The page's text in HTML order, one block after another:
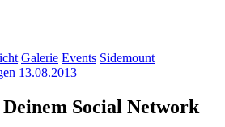
Galerie Events Sidemount
13.08.2013
Social Network